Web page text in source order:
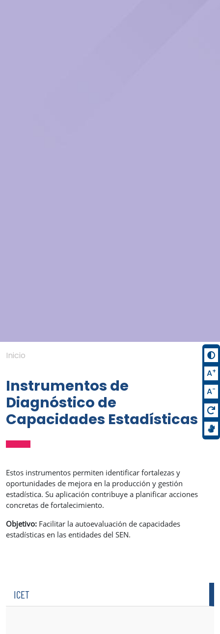
Inicio
Instrumentos de
Diagnóstico de
Capacidades Estadísticas
Estos instrumentos permiten identificar fortalezas y
oportunidades de mejora en la producción y gestión
estadística. Su aplicación contribuye a planificar acciones
concretas de fortalecimiento.
Objetivo: Facilitar la autoevaluación de capacidades
estadísticas en las entidades del SEN.
ICET
A+
A-